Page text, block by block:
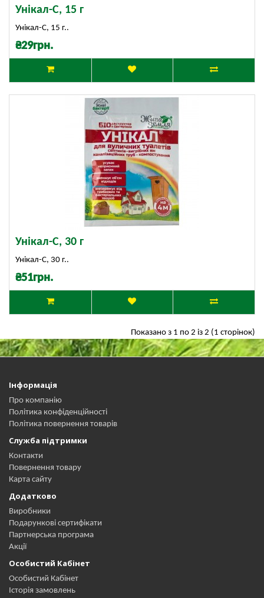
Унікал-С, 15 г
Унікал-С, 15 г..
₴29грн.
Унікал-С, 30 г
Унікал-С, 30 г..
₴51грн.
Показано з 1 по 2 із 2 (1 сторінок)
Інформація
Про компанію
Політика конфіденційності
Політика повернення товарів
Служба підтримки
Контакти
Повернення товару
Карта сайту
Додатково
Виробники
Подарункові сертифікати
Партнерська програма
Акції
Особистий Кабінет
Особистий Кабінет
Історія замовлень